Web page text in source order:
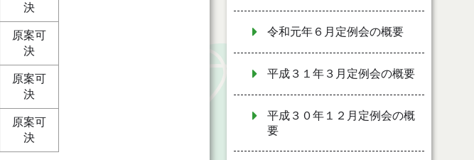
決
原案可
決
原案可
決
原案可
決
令和元年６月定例会の概要
平成３１年３月定例会の概要
平成３０年１２月定例会の概
要